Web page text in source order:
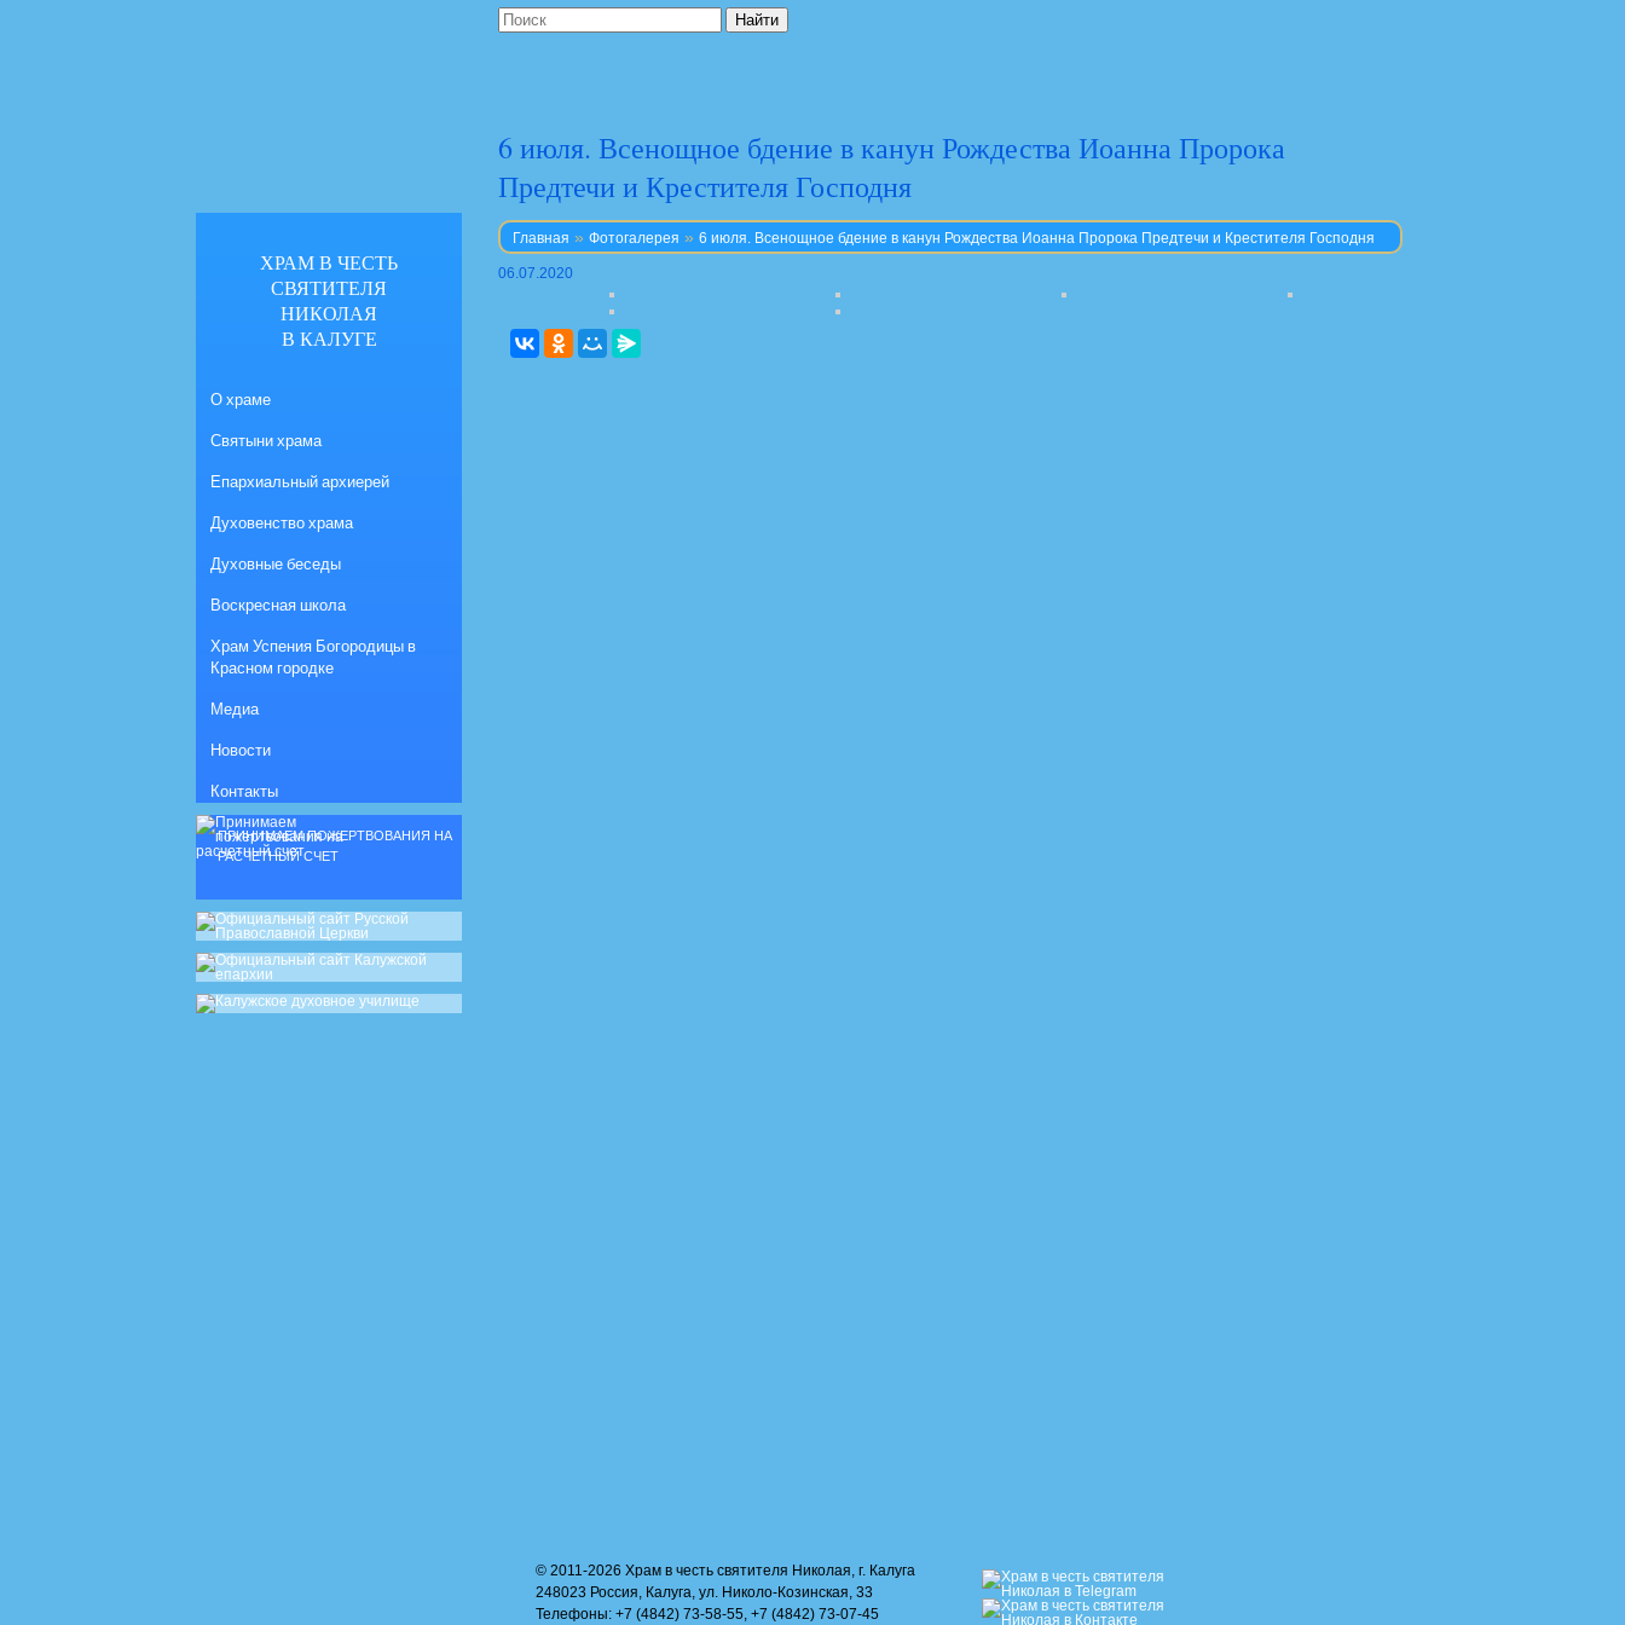
6 июля. Всенощное бдение в канун Рождества Иоанна Пророка
Предтечи и Крестителя Господня
Главная » Фотогалерея » 6 июля. Всенощное бдение в канун Рождества Иоанна Пророка Предтечи и Крестителя Господня
06.07.2020
ХРАМ В ЧЕСТЬ
СВЯТИТЕЛЯ
НИКОЛАЯ
В КАЛУГЕ
О храме
Святыни храма
Епархиальный архиерей
Духовенство храма
Духовные беседы
Воскресная школа
Храм Успения Богородицы в
Красном городке
Медиа
Новости
Контакты
ПРИНИМАЕМ ПОЖЕРТВОВАНИЯ НА
РАСЧЕТНЫЙ СЧЕТ
© 2011-2026 Храм в честь святителя Николая, г. Калуга
248023 Россия, Калуга, ул. Николо-Козинская, 33
Телефоны: +7 (4842) 73-58-55, +7 (4842) 73-07-45